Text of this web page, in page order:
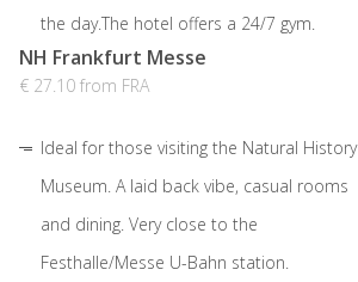
the day.The hotel offers a 24/7 gym.
NH Frankfurt Messe
€ 27.10 from FRA
Ideal for those visiting the Natural History
Museum. A laid back vibe, casual rooms
and dining. Very close to the
Festhalle/Messe U-Bahn station.